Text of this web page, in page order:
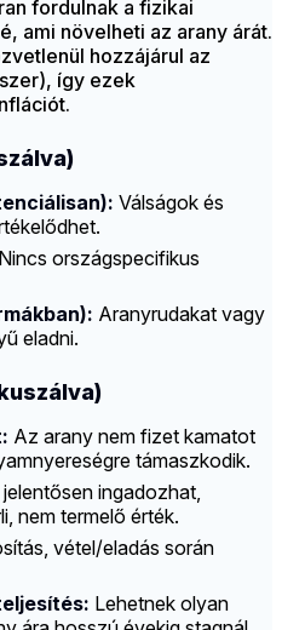
fordulnak a fizikai
ami növelheti az arany árát.
hozzájárul az
így ezek
Válságok és
Nincs országspecifikus
Aranyrudakat vagy
eladni.
Az arany nem fizet kamatot
támaszkodik.
ingadozhat,
nem termelő érték.
vétel/eladás során
Lehetnek olyan